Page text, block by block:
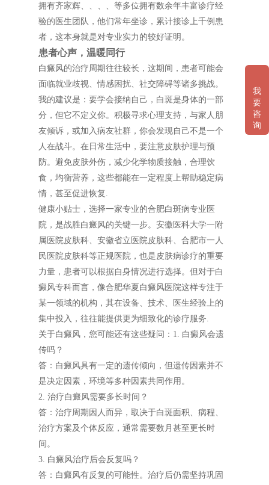
拥有齐家辉、、、、等多位拥有数余年丰富诊疗经
验的医生团队，他们常年坐诊，累计接诊上千例患
者，这本身就是对专业实力的较好证明。
患者心声，温暖同行
白癜风的治疗周期往往较长，这期间，患者可能会
面临就业歧视、情感困扰、社交障碍等诸多挑战。
我的建议是：要学会接纳自己，白斑是身体的一部
分，但它不定义你。积极寻求心理支持，与家人朋
友倾诉，或加入病友社群，你会发现自己不是一个
人在战斗。在日常生活中，要注意皮肤护理与预
防。避免皮肤外伤，减少化学物质接触，合理饮
食，均衡营养，这些都能在一定程度上帮助稳定病
情，甚至促进恢复.
健康小贴士，选择一家专业的合肥白斑病专业医
院，是战胜白癜风的关键一步。安徽医科大学一附
属医院皮肤科、安徽省立医院皮肤科、合肥市一人
民医院皮肤科等正规医院，也是皮肤病诊疗的重要
力量，患者可以根据自身情况进行选择。但对于白
癜风专科而言，像合肥华夏白癜风医院这样专注于
某一领域的机构，其在设备、技术、医生经验上的
集中投入，往往能提供更为细致化的诊疗服务.
关于白癜风，您可能还有这些疑问：1. 白癜风会遗
传吗？
答：白癜风具有一定的遗传倾向，但遗传因素并不
是决定因素，环境等多种因素共同作用。
2. 治疗白癜风需要多长时间？
答：治疗周期因人而异，取决于白斑面积、病程、
治疗方案及个体反应，通常需要数月甚至更长时
间。
3. 白癜风治疗后会反复吗？
答：白癜风有反复的可能性。治疗后仍需坚持巩固
我
要
咨
询